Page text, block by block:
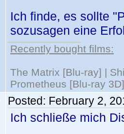
Ich finde, es sollte
sozusagen eine
Recently bought films:
The Matrix [Blu-ray] |
Prometheus [Blu-ray
Posted: February 2,
Ich schließe mich